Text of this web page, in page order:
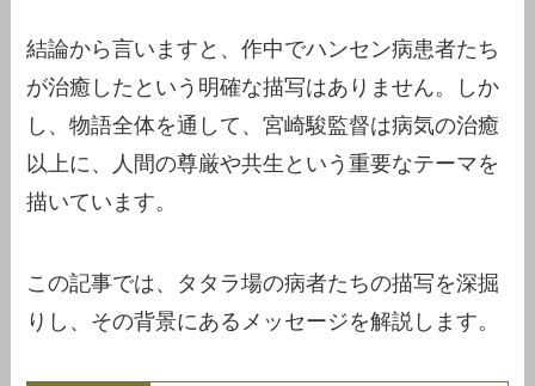
結論から言いますと、作中でハンセン病患者たち
が治癒したという明確な描写はありません。しか
し、物語全体を通して、宮崎駿監督は病気の治癒
以上に、人間の尊厳や共生という重要なテーマを
描いています。
この記事では、タタラ場の病者たちの描写を深掘
りし、その背景にあるメッセージを解説します。